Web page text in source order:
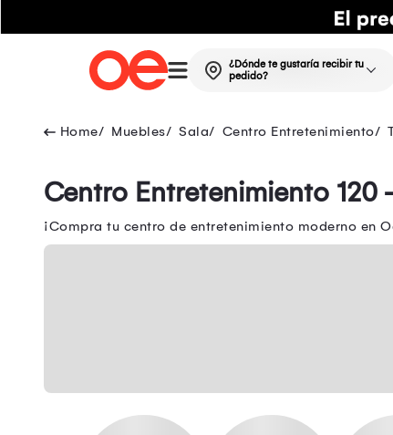
¿Dónde te gustaría recibir tu
pedido?
Muebles Sala Centro Entretenimiento
Centro Entretenimiento 120
¡Compra tu centro de entretenimiento moderno en